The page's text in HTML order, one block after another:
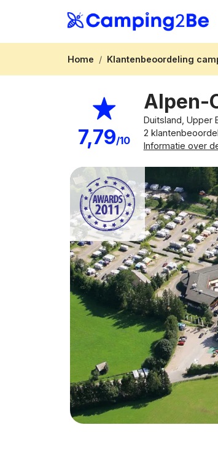
Home Klantenbeoordeling
7,79/10
Alpen-
Duitsland, Upper
2
Informatie over